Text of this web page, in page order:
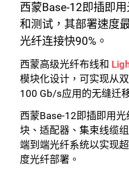
西蒙Base-12即插即
和测试，其部署速度
光纤连接快90%。
西蒙高级光纤布线和
模块化设计，可实现从
100 Gb/s应用的无缝迁
西蒙Base-12即插即用
块、适配器、集束线缆
端到端光纤系统以实现
度光纤部署。